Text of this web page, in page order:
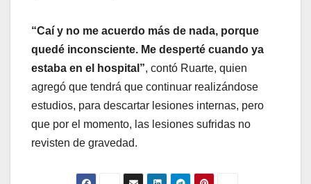
“Caí y no me acuerdo más de nada, porque
quedé inconsciente. Me desperté cuando ya
estaba en el hospital”, contó Ruarte, quien
agregó que tendrá que continuar realizándose
estudios, para descartar lesiones internas, pero
que por el momento, las lesiones sufridas no
revisten de gravedad.